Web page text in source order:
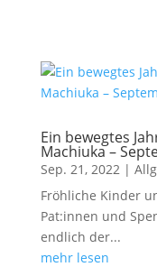
Ein bewegtes
Machiuka –
Sep. 21, 2022|
Fröhliche Kinder
Pat:innen und
endlich der...
mehr lesen